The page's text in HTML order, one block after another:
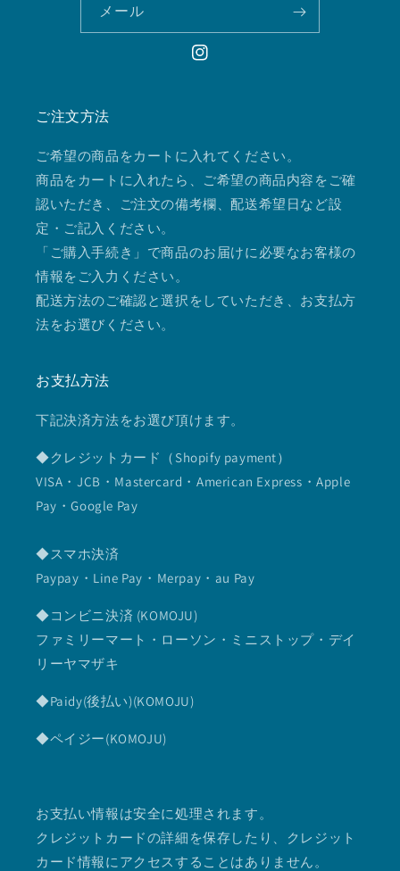
メール
Instagram
ご注文方法
ご希望の商品をカートに入れてください。
商品をカートに入れたら、ご希望の商品内容をご確
認いただき、ご注文の備考欄、配送希望日など設
定・ご記入ください。
「ご購入手続き」で商品のお届けに必要なお客様の
情報をご入力ください。
配送方法のご確認と選択をしていただき、お支払方
法をお選びください。
お支払方法
下記決済方法をお選び頂けます。
◆クレジットカード（Shopify payment）
VISA・JCB・Mastercard・American Express・Apple
Pay・Google Pay
◆スマホ決済
Paypay・Line Pay・Merpay・au Pay
◆コンビニ決済 (KOMOJU)
ファミリーマート・ローソン・ミニストップ・デイ
リーヤマザキ
◆Paidy(後払い)(KOMOJU)
◆ペイジー(KOMOJU)
お支払い情報は安全に処理されます。
クレジットカードの詳細を保存したり、クレジット
カード情報にアクセスすることはありません。